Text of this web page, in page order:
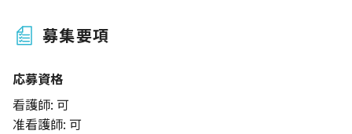
募集要項
応募資格
看護師: 可
准看護師: 可